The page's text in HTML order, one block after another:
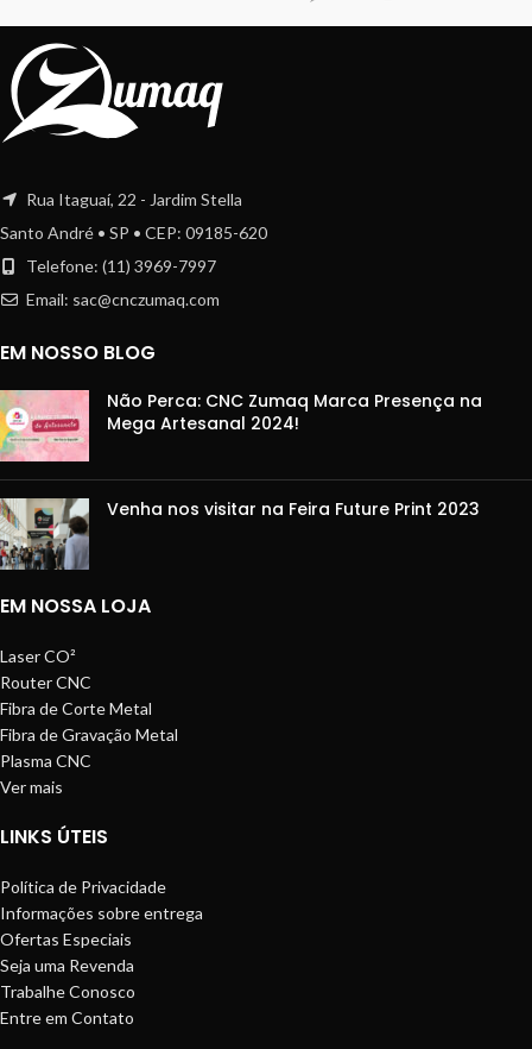
Rua Itaguaí, 22 - Jardim Stella
Santo André • SP • CEP: 09185-620
Telefone: (11) 3969-7997
Email: sac@cnczumaq.com
EM NOSSO BLOG
Não Perca: CNC Zumaq Marca Presença na
Mega Artesanal 2024!
Venha nos visitar na Feira Future Print 2023
EM NOSSA LOJA
Laser CO²
Router CNC
Fibra de Corte Metal
Fibra de Gravação Metal
Plasma CNC
Ver mais
LINKS ÚTEIS
Política de Privacidade
Informações sobre entrega
Ofertas Especiais
Seja uma Revenda
Trabalhe Conosco
Entre em Contato